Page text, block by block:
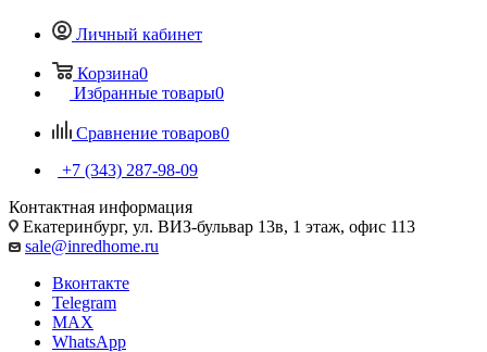
Личный кабинет
Корзина0
Избранные товары0
Сравнение товаров0
+7 (343) 287-98-09
Контактная информация
Екатеринбург, ул. ВИЗ-бульвар 13в, 1 этаж, офис 113
sale@inredhome.ru
Вконтакте
Telegram
MAX
WhatsApp